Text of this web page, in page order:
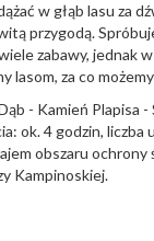
w głąb lasu za
przygodą.
zabawy, jednak
lasom, za co
- Kamień Plapisa
ok. 4 godzin,
obszaru
Kampinoskiej.